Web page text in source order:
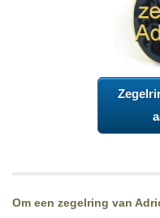
Om een zegelring van